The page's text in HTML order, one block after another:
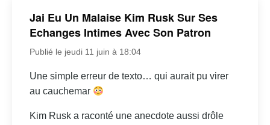
Jai Eu Un Malaise Kim Rusk Sur Ses
Echanges Intimes Avec Son Patron
Publié le jeudi 11 juin à 18:04
Une simple erreur de texto… qui aurait pu virer
au cauchemar
Kim Rusk a raconté une anecdote aussi drôle